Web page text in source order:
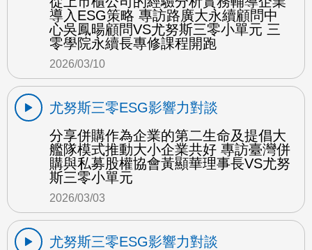
導入ESG策略 專訪路廣大永續顧問中
心吳鳳暘顧問VS尤努斯三零小單元 三
零學院永續長專修課程開跑
2026/03/10
尤努斯三零ESG影響力對談
分享併購作為企業的第二生命及提倡大
艦隊模式推動大小企業共好 專訪臺灣併
購與私募股權協會黃顯華理事長VS尤努
斯三零小單元
2026/03/03
尤努斯三零ESG影響力對談